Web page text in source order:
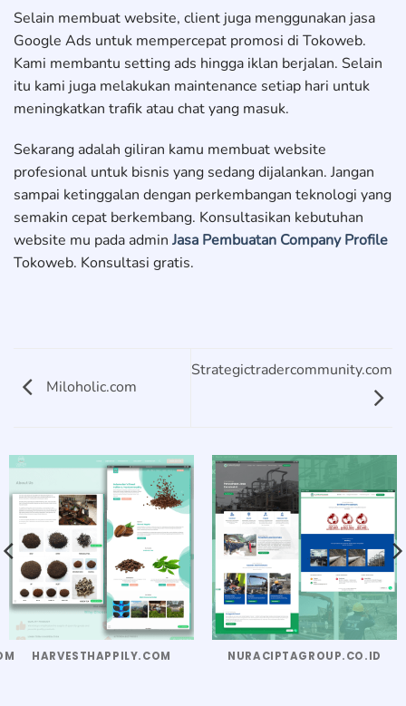
Selain membuat website, client juga menggunakan jasa
Google Ads untuk mempercepat promosi di Tokoweb.
Kami membantu setting ads hingga iklan berjalan. Selain
itu kami juga melakukan maintenance setiap hari untuk
meningkatkan trafik atau chat yang masuk.
Sekarang adalah giliran kamu membuat website
profesional untuk bisnis yang sedang dijalankan. Jangan
sampai ketinggalan dengan perkembangan teknologi yang
semakin cepat berkembang. Konsultasikan kebutuhan
website mu pada admin Jasa Pembuatan Company Profile
Tokoweb. Konsultasi gratis.
Miloholic.com
Strategictradercommunity.com
HARVESTHAPPILY.COM NURACIPTAGROUP.CO.ID